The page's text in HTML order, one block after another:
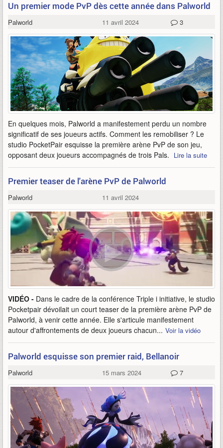
Un premier mode PvP dès cette année dans Palworld
Palworld 11 avril 2024 3
En quelques mois, Palworld a manifestement perdu un nombre
significatif de ses joueurs actifs. Comment les remobiliser ? Le
studio PocketPair esquisse la première arène PvP de son jeu,
opposant deux joueurs accompagnés de trois Pals. Lire la suite
Premier teaser de l'arène PvP de Palworld
Palworld 11 avril 2024
VIDÉO - Dans le cadre de la conférence Triple i initiative, le studio
Pocketpair dévoilait un court teaser de la première arène PvP de
Palworld, à venir cette année. Elle s'articule manifestement
autour d'affrontements de deux joueurs chacun... Voir la vidéo
Palworld esquisse son premier raid, Bellanoir
Palworld 15 mars 2024 7